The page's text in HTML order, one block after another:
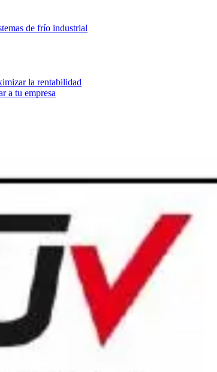
de frío industrial
la rentabilidad
a tu empresa